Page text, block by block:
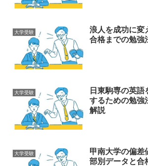
大学受験
浪人を成功に変
合格までの勉強
大学受験
日東駒専の英
するための勉強
解説
大学受験
甲南大学の偏差
部別データと合